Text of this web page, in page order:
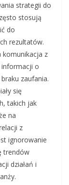
strategii do
stosują
do
rezultatów.
komunikacja z
o
zaufania.
się
takich jak
na
z
ignorowanie
trendów
działań i